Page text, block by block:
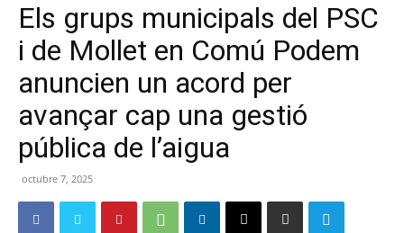
Els grups municipals del PSC
i de Mollet en Comú Podem
anuncien un acord per
avançar cap una gestió
pública de l’aigua
octubre 7, 2025